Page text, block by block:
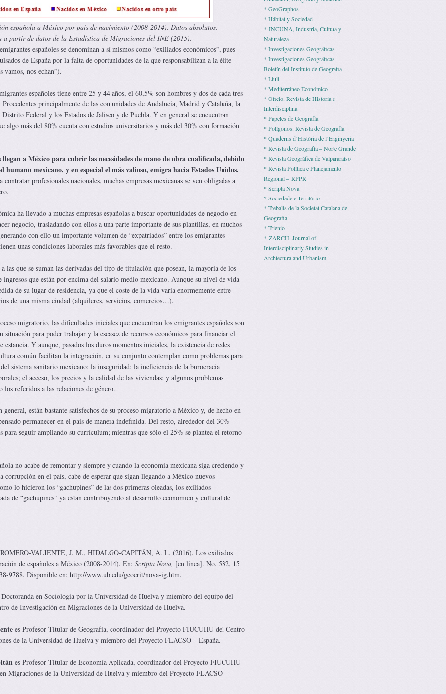
española a México por país de nacimiento (2008-2014). Datos absolutos.
a partir de datos de la Estadística de Migraciones del INE (2015).
españoles se denominan a sí mismos como “exiliados económicos”, pues
de España por la falta de oportunidades de la que responsabilizan a la élite
vamos, nos echan”).
españoles tiene entre 25 y 44 años, el 60,5% son hombres y dos de cada tres
Procedentes principalmente de las comunidades de Andalucía, Madrid y Cataluña, la
Federal y los Estados de Jalisco y de Puebla. Y en general se encuentran
algo más del 80% cuenta con estudios universitarios y más del 30% con formación
llegan a México para cubrir las necesidades de mano de obra cualificada, debido
humano mexicano, y en especial el más valioso, emigra hacia Estados Unidos.
profesionales nacionales, muchas empresas mexicanas se ven obligadas a
ha llevado a muchas empresas españolas a buscar oportunidades de negocio en
negocio, trasladando con ellos a una parte importante de sus plantillas, en muchos
con ello un importante volumen de “expatriados” entre los emigrantes
unas condiciones laborales más favorables que el resto.
las que se suman las derivadas del tipo de titulación que posean, la mayoría de los
ingresos que están por encima del salario medio mexicano. Aunque su nivel de vida
de su lugar de residencia, ya que el coste de la vida varía enormemente entre
de una misma ciudad (alquileres, servicios, comercios…).
migratorio, las dificultades iniciales que encuentran los emigrantes españoles son
situación para poder trabajar y la escasez de recursos económicos para financiar el
estancia. Y aunque, pasados los duros momentos iniciales, la existencia de redes
común facilitan la integración, en su conjunto contemplan como problemas para
sistema sanitario mexicano; la inseguridad; la ineficiencia de la burocracia
el acceso, los precios y la calidad de las viviendas; y algunos problemas
referidos a las relaciones de género.
general, están bastante satisfechos de su proceso migratorio a México y, de hecho en
permanecer en el país de manera indefinida. Del resto, alrededor del 30%
para seguir ampliando su currículum; mientras que sólo el 25% se plantea el retorno
no acabe de remontar y siempre y cuando la economía mexicana siga creciendo y
en el país, cabe de esperar que sigan llegando a México nuevos
lo hicieron los “gachupines” de las dos primeras oleadas, los exiliados
de “gachupines” ya están contribuyendo al desarrollo económico y cultural de
VALIENTE, J. M., HIDALGO-CAPITÁN, A. L. (2016). Los exiliados
de españoles a México (2008-2014). En: Scripta Nova, [en línea]. No. 532, 15
9788. Disponible en: http://www.ub.edu/geocrit/nova-ig.htm.
en Sociología por la Universidad de Huelva y miembro del equipo del
de Investigación en Migraciones de la Universidad de Huelva.
es Profesor Titular de Geografía, coordinador del Proyecto FIUCUHU del Centro
de la Universidad de Huelva y miembro del Proyecto FLACSO – España.
es Profesor Titular de Economía Aplicada, coordinador del Proyecto FIUCUHU
Migraciones de la Universidad de Huelva y miembro del Proyecto FLACSO –
* GeoGraphos
* Hábitat y Sociedad
* INCUNA, Industria, Cultura y
Naturaleza
* Investigaciones Geográficas
* Investigaciones Geográficas –
Boletín del Instituto de Geografia
* Llull
* Mediterráneo Económico
* Ofi­cio. Revista de His­to­ria e
Interdisciplina
* Pape­les de Geografía
* Polígonos. Revista de Geografía
* Quaderns d’Història de l’Enginyeria
* Revista de Geografía – Norte Grande
* Revista Geográfica de Valpararaíso
* Revista Polí­tica e Pla­ne­ja­mento
Regio­nal – RPPR
* Scripta Nova
* Sociedade e Território
* Treballs de la Societat Catalana de
Geografia
* Trienio
* ZARCH. Journal of
Interdisciplinariy Studies in
Archtectura and Urbanism